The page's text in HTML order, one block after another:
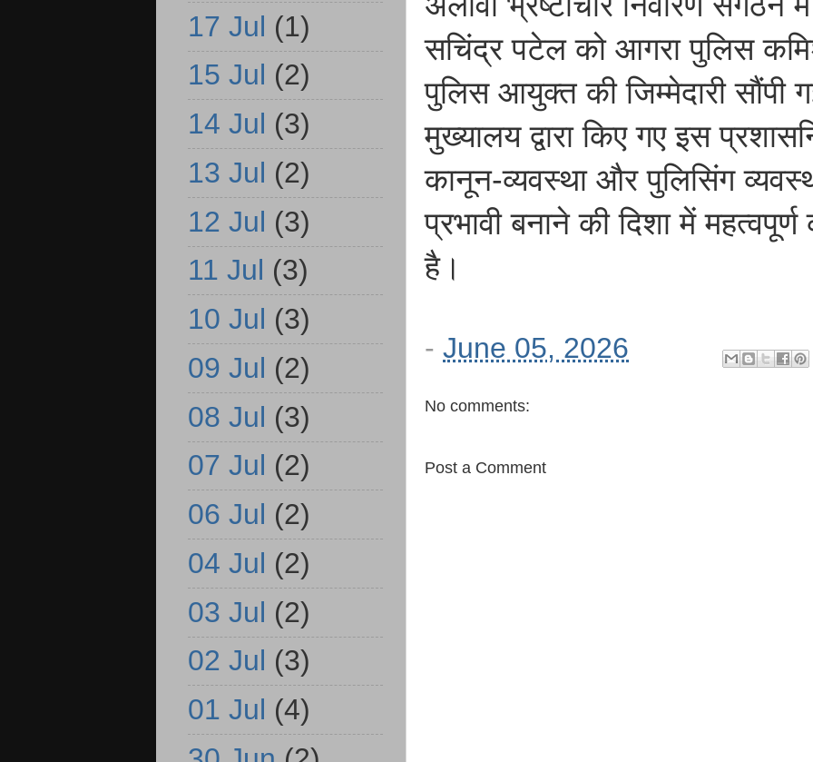
सचिंद्र पटेल को आगरा पुलिस
पुलिस आयुक्त की जिम्मेदारी सौंपी
मुख्यालय द्वारा किए गए इस
कानून-व्यवस्था और पुलिसिंग
प्रभावी बनाने की दिशा में
है।
- June 05, 2026
No comments:
Post a Comment
17 Jul (1)
15 Jul (2)
14 Jul (3)
13 Jul (2)
12 Jul (3)
11 Jul (3)
10 Jul (3)
09 Jul (2)
08 Jul (3)
07 Jul (2)
06 Jul (2)
04 Jul (2)
03 Jul (2)
02 Jul (3)
01 Jul (4)